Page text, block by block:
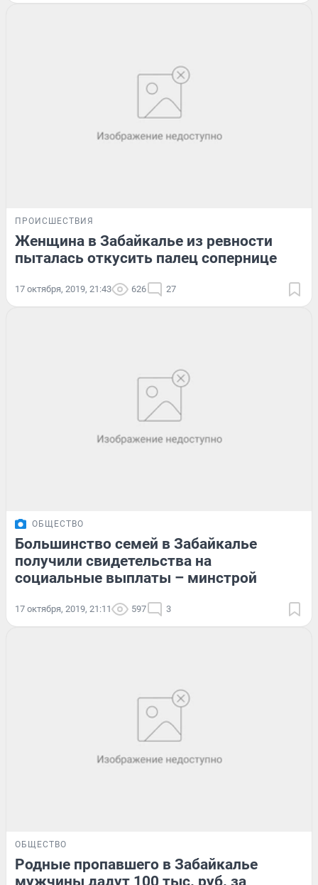
ПРОИСШЕСТВИЯ
Женщина в Забайкалье из ревности
пыталась откусить палец сопернице
17 октября, 2019, 21:43 626 27
ОБЩЕСТВО
Большинство семей в Забайкалье
получили свидетельства на
социальные выплаты – минстрой
17 октября, 2019, 21:11 597 3
ОБЩЕСТВО
Родные пропавшего в Забайкалье
мужчины дадут 100 тыс. руб. за